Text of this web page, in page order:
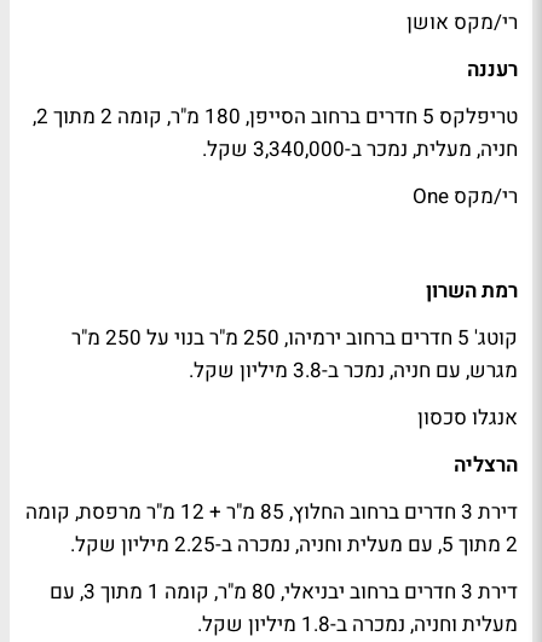
רי/מקס אושן
רעננה
טריפלקס 5 חדרים ברחוב הסייפן, 180 מ"ר, קומה 2 מתוך 2,
חניה, מעלית, נמכר ב-3,340,000 שקל.
רי/מקס One
רמת השרון
קוטג' 5 חדרים ברחוב ירמיהו, 250 מ"ר בנוי על 250 מ"ר
מגרש, עם חניה, נמכר ב-3.8 מיליון שקל.
אנגלו סכסון
הרצליה
דירת 3 חדרים ברחוב החלוץ, 85 מ"ר + 12 מ"ר מרפסת, קומה
2 מתוך 5, עם מעלית וחניה, נמכרה ב-2.25 מיליון שקל.
דירת 3 חדרים ברחוב יבניאלי, 80 מ"ר, קומה 1 מתוך 3, עם
מעלית וחניה, נמכרה ב-1.8 מיליון שקל.